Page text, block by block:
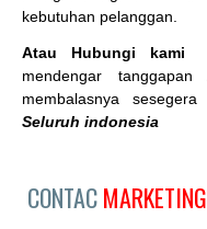
kebutuhan pelanggan.
Atau Hubungi kami
mendengar
membalasnya sesegera
Seluruh indonesia
CONTAC